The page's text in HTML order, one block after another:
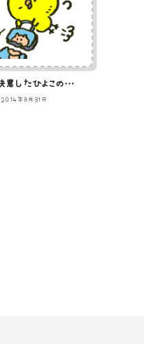
転職を決意したひよこのイラスト
2014年8月31日